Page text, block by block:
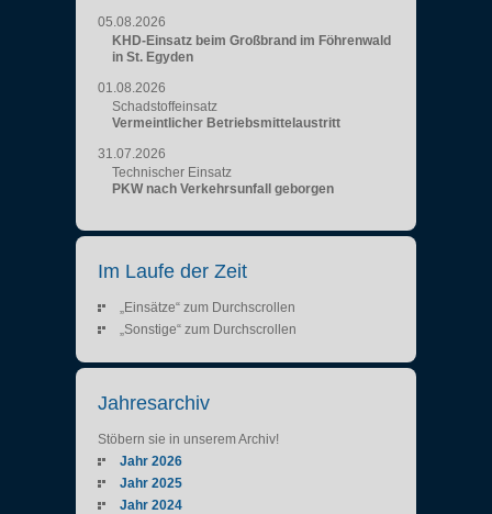
05.08.2026
KHD-Einsatz beim Großbrand im Föhrenwald
in St. Egyden
01.08.2026
Schadstoffeinsatz
Vermeintlicher Betriebsmittelaustritt
31.07.2026
Technischer Einsatz
PKW nach Verkehrsunfall geborgen
Im Laufe der Zeit
„Einsätze“ zum Durchscrollen
„Sonstige“ zum Durchscrollen
Jahresarchiv
Stöbern sie in unserem Archiv!
Jahr 2026
Jahr 2025
Jahr 2024